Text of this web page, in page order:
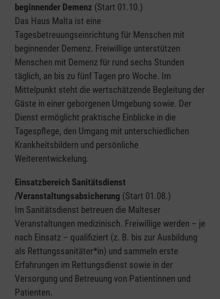
beginnender Demenz (Start 01.10.)
Das Haus Malta ist eine
Tagesbetreuungseinrichtung für Menschen mit
beginnender Demenz. Freiwillige unterstützen
Menschen mit Demenz für rund sechs Stunden
täglich, an bis zu fünf Tagen pro Woche. Im
Mittelpunkt steht die wertschätzende Begleitung der
Gäste in einer geborgenen Umgebung sowie. Der
Dienst ermöglicht praktische Einblicke in die
Tagespflege, den Umgang mit unterschiedlichen
Krankheitsbildern und persönliche
Weiterentwickelung.
Einsatzbereich Sanitätsdienst
/Veranstaltungsabsicherung (Start 01.08.)
Im Sanitätsdienst betreuen die Malteser
Veranstaltungen medizinisch. Freiwillige werden – je
nach Einsatz – qualifiziert (z. B. bis zur Ausbildung
als Rettungssanitäter*in) und sammeln erste
Erfahrungen im Rettungsdienst sowie in der
Versorgung und Betreuung von Patientinnen und
Patienten.